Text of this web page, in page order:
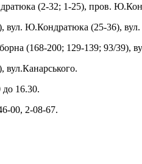
(2-32; 1-25), пров.
вул. Ю.Кондратюка (25-36),
(168-200; 129-139; 93/39),
вул.Канарського.
до 16.30.
00, 2-08-67.